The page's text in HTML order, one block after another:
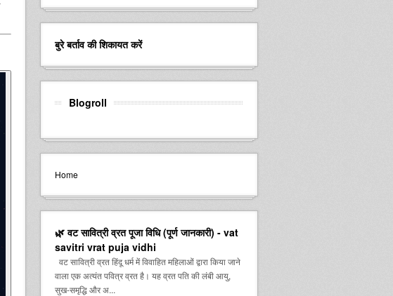
बुरे बर्ताव की शिकायत करें
Blogroll
Home
🌿 वट सावित्री व्रत पूजा विधि (पूर्ण जानकारी) - vat
savitri vrat puja vidhi
वट सावित्री व्रत हिंदू धर्म में विवाहित महिलाओं द्वारा किया जाने
वाला एक अत्यंत पवित्र व्रत है। यह व्रत पति की लंबी आयु,
सुख-समृद्धि और अ...